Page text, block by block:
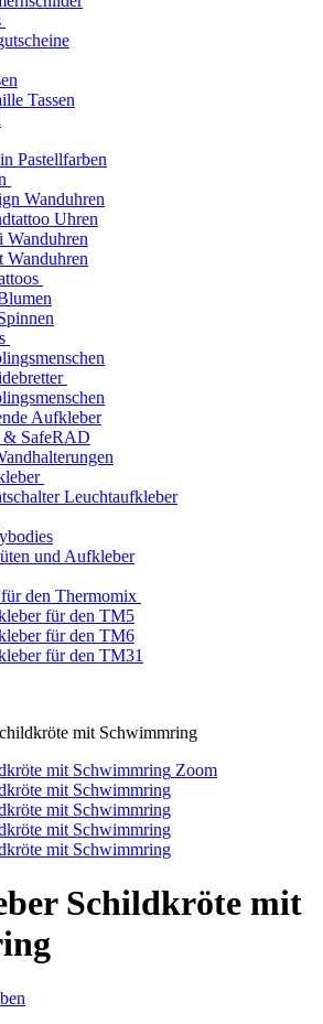
Tassen
Pastellfarben
Wanduhren
Uhren
Wanduhren
Wanduhren
Aufkleber
& SafeRAD
Leuchtaufkleber
und Aufkleber
den Thermomix
für den TM5
für den TM6
für den TM31
mit Schwimmring
Zoom
Schildkröte mit